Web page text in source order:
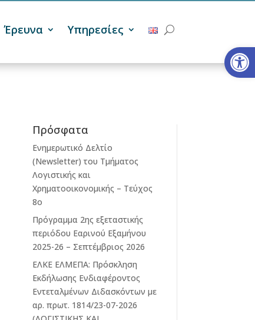
Έρευνα Υπηρεσίες
Πρόσφατα
Ενημερωτικό Δελτίο
(Newsletter) του Τμήματος
Λογιστικής και
Χρηματοοικονομικής – Τεύχος
8ο
Πρόγραμμα 2ης εξεταστικής
περιόδου Eαρινού Eξαμήνου
2025-26 – Σεπτέμβριος 2026
ΕΛΚΕ ΕΛΜΕΠΑ: Πρόσκληση
Εκδήλωσης Ενδιαφέροντος
Εντεταλμένων Διδασκόντων με
αρ. πρωτ. 1814/23-07-2026